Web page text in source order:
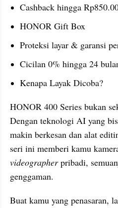
Cashback hingga
HONOR Gift Box
Proteksi layar & garansi
Cicilan 0% hingga 24
Kenapa Layak Dicoba?
HONOR 400 Series bukan
Dengan teknologi AI yang
makin berkesan dan alat
seri ini memberi kamu
videographer pribadi,
genggaman.
Buat kamu yang penasaran,